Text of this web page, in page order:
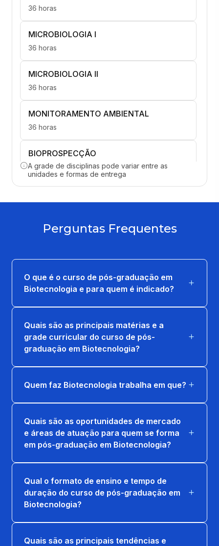
36 horas
MICROBIOLOGIA I
36 horas
MICROBIOLOGIA II
36 horas
MONITORAMENTO AMBIENTAL
36 horas
BIOPROSPECÇÃO
36 horas
BIOTECNOLOGIA INDUSTRIAL
CONTROLE BIOLÓGICO E
BIOTECNOLOGIA
FUNDAMENTOS DE ENG. GENÉTICA -
BIOINFORMÁTICA
36 horas
A grade de disciplinas pode variar entre as
unidades e formas de entrega
Perguntas Frequentes
O que é o curso de pós-graduação em
Biotecnologia e para quem é indicado?
Quais são as principais matérias e a
grade curricular do curso de pós-
graduação em Biotecnologia?
Quem faz Biotecnologia trabalha em que?
Quais são as oportunidades de mercado
e áreas de atuação para quem se forma
em pós-graduação em Biotecnologia?
Qual o formato de ensino e tempo de
duração do curso de pós-graduação em
Biotecnologia?
Quais são as principais tendências e